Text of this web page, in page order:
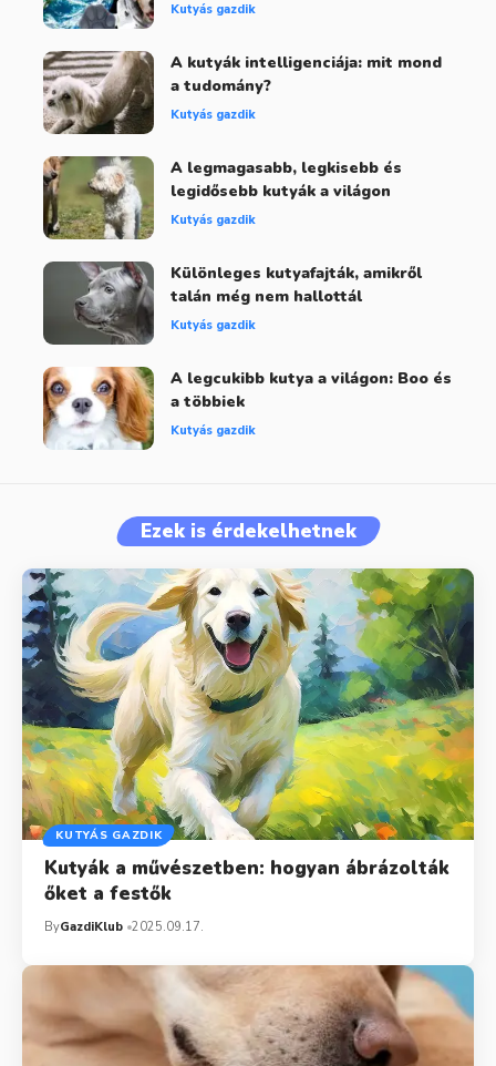
Kutyás gazdik
A kutyák intelligenciája: mit mond
a tudomány?
Kutyás gazdik
A legmagasabb, legkisebb és
legidősebb kutyák a világon
Kutyás gazdik
Különleges kutyafajták, amikről
talán még nem hallottál
Kutyás gazdik
A legcukibb kutya a világon: Boo és
a többiek
Kutyás gazdik
Ezek is érdekelhetnek
KUTYÁS GAZDIK
Kutyák a művészetben: hogyan ábrázolták
őket a festők
ByGazdiKlub 2025.09.17.